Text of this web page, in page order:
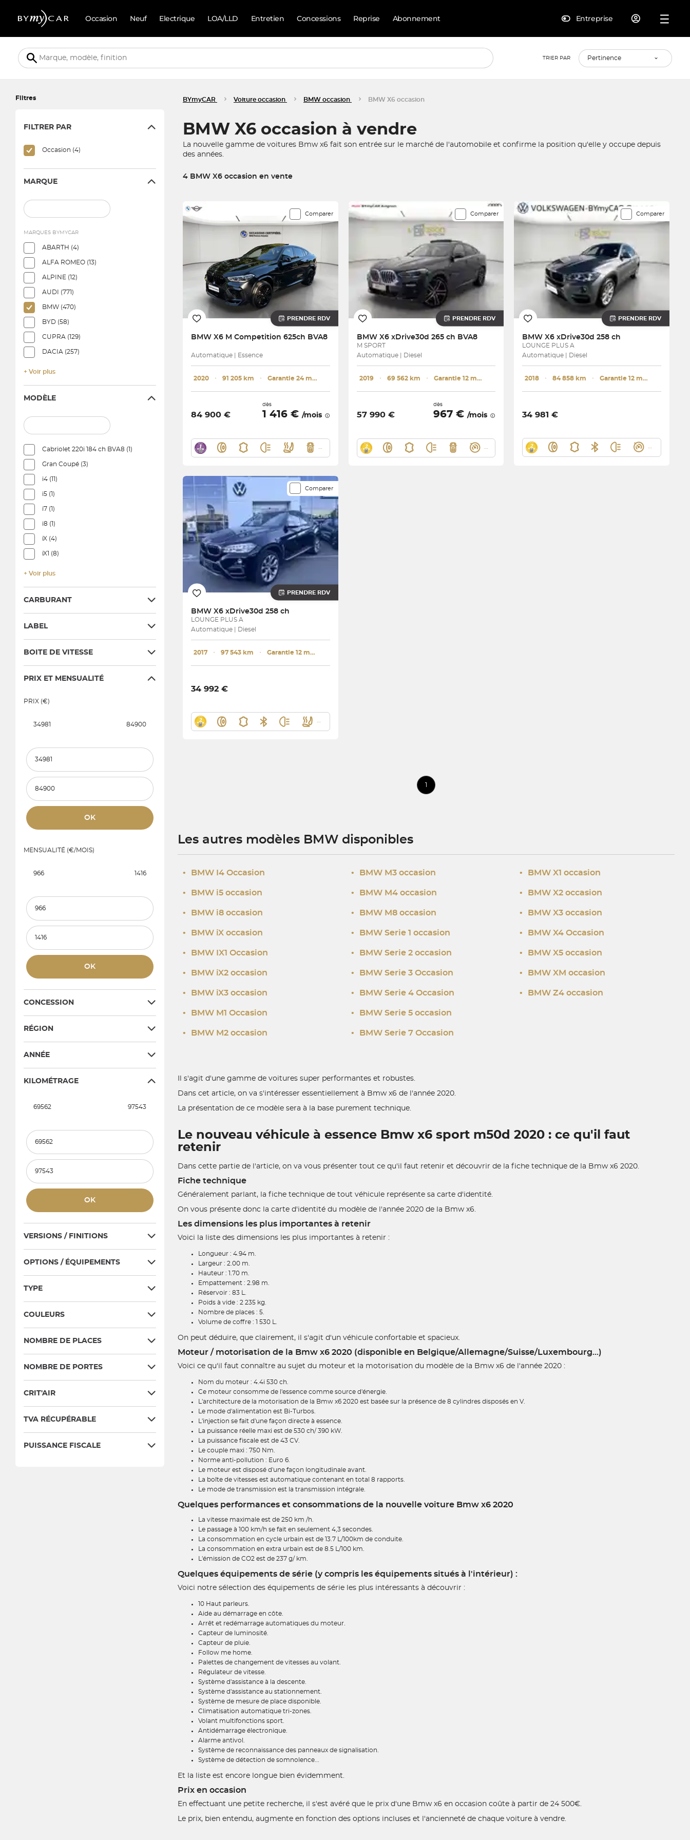
Occasion Neuf Electrique LOA/LLD Entretien Concessions Reprise Abonnement Entreprise
TRIER PAR
Filtres
FILTRER PAR
Occasion (4)
MARQUE
MARQUES BYMYCAR
ABARTH (4)
ALFA ROMEO (13)
ALPINE (12)
AUDI (771)
BMW (470)
BYD (58)
CUPRA (129)
DACIA (257)
+ Voir plus
MODÈLE
Cabriolet 220i 184 ch BVA8 (1)
Gran Coupé (3)
i4 (11)
i5 (1)
i7 (1)
i8 (1)
iX (4)
iX1 (8)
+ Voir plus
CARBURANT
LABEL
BOITE DE VITESSE
PRIX ET MENSUALITÉ
PRIX (€)
34981 84900
Prix et mensualité minimum
Prix et mensualité maximum
OK
MENSUALITÉ (€/MOIS)
966 1416
Prix et mensualité minimum
Prix et mensualité maximum
OK
CONCESSION
RÉGION
ANNÉE
KILOMÉTRAGE
69562 97543
Kilométrage minimum
Kilométrage maximum
OK
VERSIONS / FINITIONS
OPTIONS / ÉQUIPEMENTS
TYPE
COULEURS
NOMBRE DE PLACES
NOMBRE DE PORTES
CRIT'AIR
TVA RÉCUPÉRABLE
PUISSANCE FISCALE
BYmyCAR Voiture occasion BMW occasion BMW X6 occasion
BMW X6 occasion à vendre
La nouvelle gamme de voitures Bmw x6 fait son entrée sur le marché de l'automobile et confirme la position qu'elle y occupe depuis
des années.
4 BMW X6 occasion en vente
Comparer
PRENDRE RDV
BMW X6 M Competition 625ch BVA8
Automatique | Essence
2020 ･ 91 205 km ･ Garantie 24 mois
84 900 €
dès
1 416 € /mois
Comparer
PRENDRE RDV
BMW X6 xDrive30d 265 ch BVA8
M SPORT
Automatique | Diesel
2019 ･ 69 562 km ･ Garantie 12 mois
57 990 €
dès
967 €/mois
Comparer
PRENDRE RDV
BMWX6 xDrive30d 258 ch
LOUNGE PLUS A
Automatique | Diesel
2018 ･ 84 858 km ･ Garantie 12 mois
34 981 €
Comparer
PRENDRE RDV
BMW X6 xDrive30d 258 ch
LOUNGE PLUS A
Automatique | Diesel
2017 ･ 97 543 km ･ Garantie 12 mois
34 992 €
1
Les autres modèles BMW disponibles
• BMW I4 Occasion
• BMW i5 occasion
• BMW i8 occasion
• BMW iX occasion
• BMW IX1 Occasion
• BMW iX2 occasion
• BMW iX3 occasion
• BMW M1 Occasion
• BMW M2 occasion
• BMW M3 occasion
• BMW M4 occasion
• BMW M8 occasion
• BMW Serie 1 occasion
• BMW Serie 2 occasion
• BMW Serie 3 Occasion
• BMW Serie 4 Occasion
• BMW Serie 5 occasion
• BMW Serie 7 Occasion
• BMW X1 occasion
• BMW X2 occasion
• BMW X3 occasion
• BMW X4 Occasion
• BMW X5 occasion
• BMW XM occasion
• BMW Z4 occasion
Il s'agit d'une gamme de voitures super performantes et robustes.
Dans cet article, on va s'intéresser essentiellement à Bmw x6 de l'année 2020.
La présentation de ce modèle sera à la base purement technique.
Le nouveau véhicule à essence Bmw x6 sport m50d 2020 : ce qu'il faut
retenir
Dans cette partie de l'article, on va vous présenter tout ce qu'il faut retenir et découvrir de la fiche technique de la Bmw x6 2020.
Fiche technique
Généralement parlant, la fiche technique de tout véhicule représente sa carte d'identité.
On vous présente donc la carte d'identité du modèle de l'année 2020 de la Bmw x6.
Les dimensions les plus importantes à retenir
Voici la liste des dimensions les plus importantes à retenir :
Longueur : 4.94 m.
Largeur : 2.00 m.
Hauteur : 1.70 m.
Empattement : 2.98 m.
Réservoir : 83 L.
Poids à vide : 2 235 kg.
Nombre de places : 5.
Volume de coffre : 1 530 L.
On peut déduire, que clairement, il s'agit d'un véhicule confortable et spacieux.
Moteur / motorisation de la Bmw x6 2020 (disponible en Belgique/Allemagne/Suisse/Luxembourg...)
Voici ce qu'il faut connaître au sujet du moteur et la motorisation du modèle de la Bmw x6 de l'année 2020 :
Nom du moteur : 4.4i 530 ch.
Ce moteur consomme de l'essence comme source d'énergie.
L'architecture de la motorisation de la Bmw x6 2020 est basée sur la présence de 8 cylindres disposés en V.
Le mode d'alimentation est Bi-Turbos.
L'injection se fait d'une façon directe à essence.
La puissance réelle maxi est de 530 ch/ 390 kW.
La puissance fiscale est de 43 CV.
Le couple maxi : 750 Nm.
Norme anti-pollution : Euro 6.
Le moteur est disposé d'une façon longitudinale avant.
La boîte de vitesses est automatique contenant en total 8 rapports.
Le mode de transmission est la transmission intégrale.
Quelques performances et consommations de la nouvelle voiture Bmw x6 2020
La vitesse maximale est de 250 km /h.
Le passage à 100 km/h se fait en seulement 4,3 secondes.
La consommation en cycle urbain est de 13.7 L/100km de conduite.
La consommation en extra urbain est de 8.5 L/100 km.
L'émission de CO2 est de 237 g/ km.
Quelques équipements de série (y compris les équipements situés à l'intérieur) :
Voici notre sélection des équipements de série les plus intéressants à découvrir :
10 Haut parleurs.
Aide au démarrage en côte.
Arrêt et redémarrage automatiques du moteur.
Capteur de luminosité.
Capteur de pluie.
Follow me home.
Palettes de changement de vitesses au volant.
Régulateur de vitesse.
Système d'assistance à la descente.
Système d'assistance au stationnement.
Système de mesure de place disponible.
Climatisation automatique tri-zones.
Volant multifonctions sport.
Antidémarrage électronique.
Alarme antivol.
Système de reconnaissance des panneaux de signalisation.
Système de détection de somnolence...
Et la liste est encore longue bien évidemment.
Prix en occasion
En effectuant une petite recherche, il s'est avéré que le prix d'une Bmw x6 en occasion coûte à partir de 24 500€.
Le prix, bien entendu, augmente en fonction des options incluses et l'ancienneté de chaque voiture à vendre.